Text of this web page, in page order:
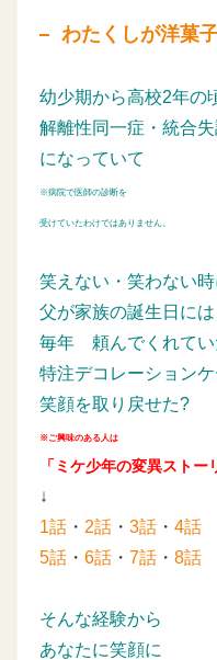
わたくしが洋菓
幼少期から高校2年の
解離性同一症・統合
になっていて
※病院で医師の診断を
受けていたわけではありません。
笑えない・笑わない時
父が家族の誕生日には
毎年 頼んでくれてい
特注デコレーション
笑顔を取り戻せた?
※ご興味のある人は
「ミケ少年の変異ストー
↓
1話 ・ 2話 ・ 3話 ・ 4話
5話 ・ 6話 ・ 7話 ・ 8話
そんな経験から
あなたに笑顔に